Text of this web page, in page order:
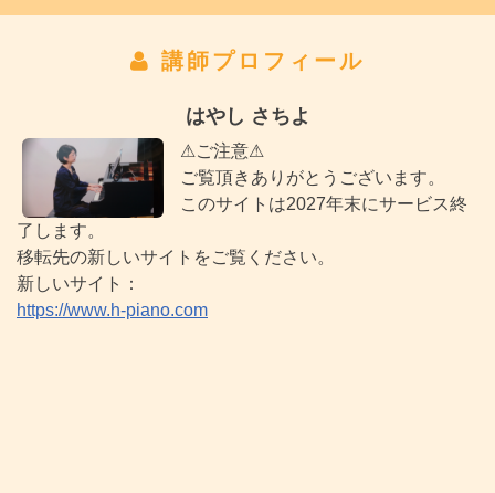
講師プロフィール
はやし さちよ
⚠ご注意⚠
ご覧頂きありがとうございます。
このサイトは2027年末にサービス終
了します。
移転先の新しいサイトをご覧ください。
新しいサイト：
https://www.h-piano.com